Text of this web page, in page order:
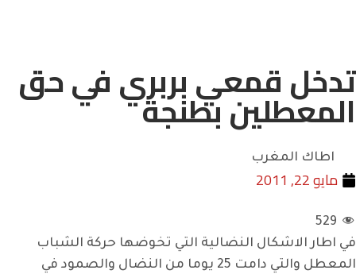
قمعي بربري في حق
بطنجة
النضالية التي تخوضها حركة الشباب
المعطل والتي دامت 25 يوما من النضال والصمود في